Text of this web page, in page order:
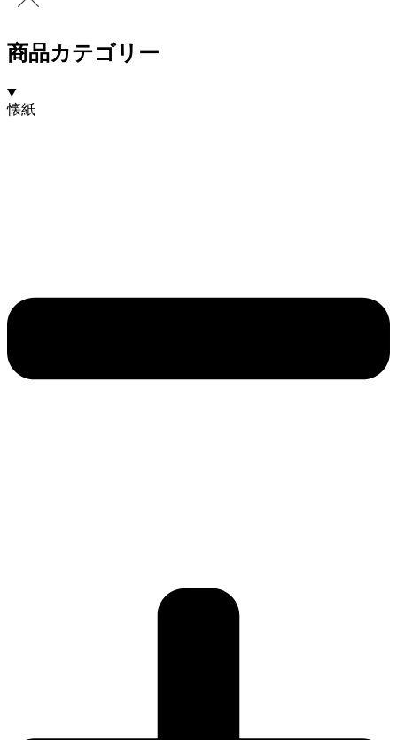
商品カテゴリー
懐紙